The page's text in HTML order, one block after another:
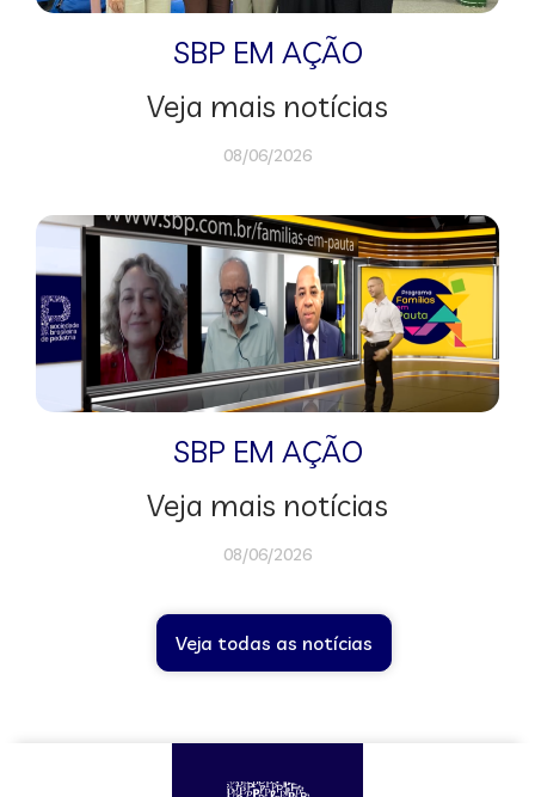
SBP EM AÇÃO
Veja mais notícias
08/06/2026
SBP EM AÇÃO
Veja mais notícias
08/06/2026
Veja todas as notícias